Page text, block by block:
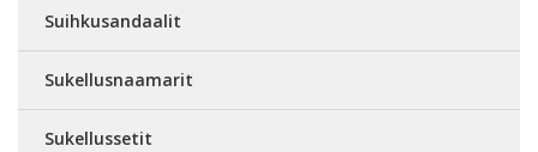
Suihkusandaalit
Sukellusnaamarit
Sukellussetit